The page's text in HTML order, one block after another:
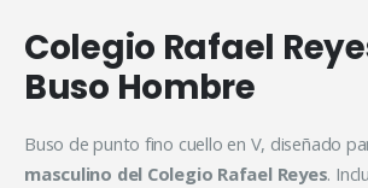
Colegio Rafael
Buso Hombre
Buso de punto fino cuello en V, diseñado
masculino del Colegio Rafael Reyes.